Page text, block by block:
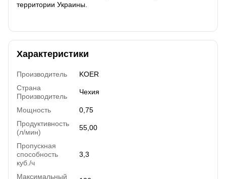
территории Украины.
Характеристики
Производитель
KOER
Страна
Производитель
Чехия
Мощность
0,75
Продуктивность
(л/мин)
55,00
Пропускная
способность
куб./ч
3,3
Максимальный